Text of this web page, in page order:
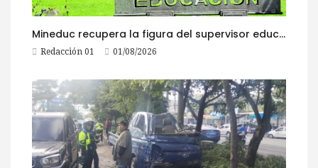
Mineduc recupera la figura del supervisor educativo con 968 plazas
Redacción 01 01/08/2026